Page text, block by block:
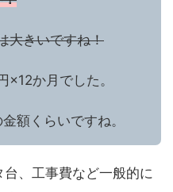
大きいですね！
か月でした。
額くらいですね。
、工事費など一般的に